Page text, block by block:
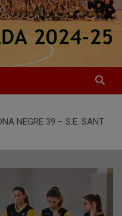
NEGRE 39 – S.E. SANT